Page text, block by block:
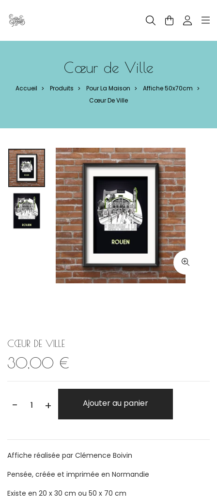
Cœur de Ville
Accueil > Produits > Pour La Maison > Affiche 50x70cm >
Cœur De Ville
CŒUR DE VILLE
30,00 €
- + Ajouter au panier
Affiche réalisée par Clémence Boivin
Pensée, créée et imprimée en Normandie
Existe en 20 x 30 cm ou 50 x 70 cm